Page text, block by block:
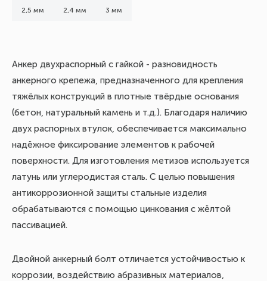
2,5 мм 2,4 мм 3 мм
Анкер двухраспорный с гайкой - разновидность
анкерного крепежа, предназначенного для крепления
тяжёлых конструкций в плотные твёрдые основания
(бетон, натуральный камень и т.д.). Благодаря наличию
двух распорных втулок, обеспечивается максимально
надёжное фиксирование элементов к рабочей
поверхности. Для изготовления метизов используется
латунь или углеродистая сталь. С целью повышения
антикоррозионной защиты стальные изделия
обрабатываются с помощью цинкования с жёлтой
пассивацией.
Двойной анкерный болт отличается устойчивостью к
коррозии, воздействию абразивных материалов,